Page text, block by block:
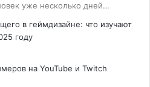
уже несколько дней…
в геймдизайне: что изучают
году
на YouTube и Twitch